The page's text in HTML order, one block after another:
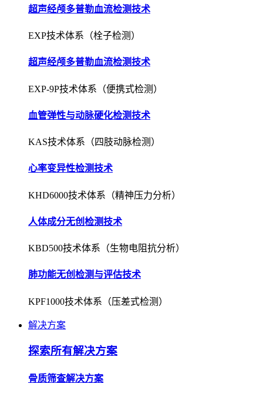
超声经颅多普勒血流检测技术
EXP技术体系（栓子检测）
超声经颅多普勒血流检测技术
EXP-9P技术体系（便携式检测）
血管弹性与动脉硬化检测技术
KAS技术体系（四肢动脉检测）
心率变异性检测技术
KHD6000技术体系（精神压力分析）
人体成分无创检测技术
KBD500技术体系（生物电阻抗分析）
肺功能无创检测与评估技术
KPF1000技术体系（压差式检测）
解决方案
探索所有解决方案
骨质筛查解决方案